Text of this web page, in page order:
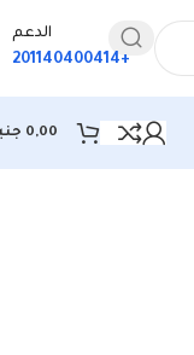
الدعم
+201140400414
0,00